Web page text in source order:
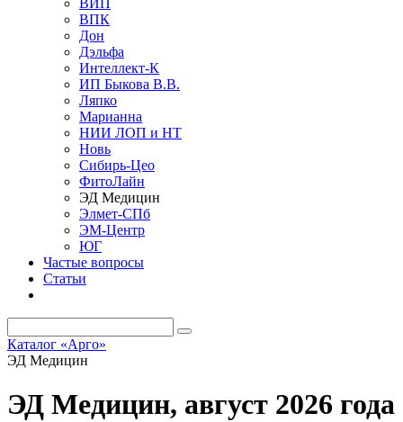
ВИП
ВПК
Дон
Дэльфа
Интеллект-К
ИП Быкова В.В.
Ляпко
Марианна
НИИ ЛОП и НТ
Новь
Сибирь-Цео
ФитоЛайн
ЭД Медицин
Элмет-СПб
ЭМ-Центр
ЮГ
Частые вопросы
Статьи
Каталог «Арго»
ЭД Медицин
ЭД Медицин, август 2026 года